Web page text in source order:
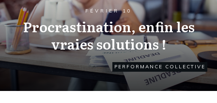
FÉVRIER 10
Procrastination, enfin les
vraies solutions !
PERFORMANCE COLLECTIVE